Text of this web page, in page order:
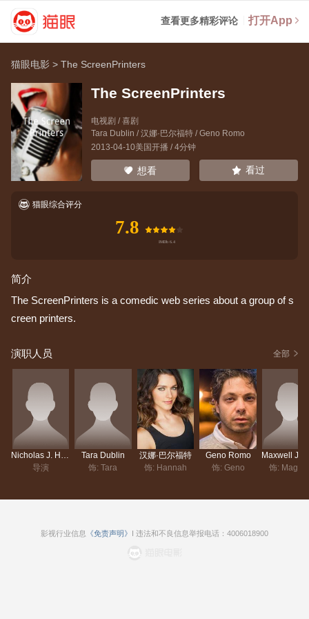
查看更多精彩评论 打开App
猫眼电影 >The ScreenPrinters
The ScreenPrinters
电视剧 / 喜剧
Tara Dublin /汉娜·巴尔福特/Geno Romo
2013-04-10美国开播 / 4分钟
想看 看过
猫眼综合评分
7.8
简介
The ScreenPrinters is a comedic web series about a group of s
creen printers.
演职人员 全部
导演
Tara Dublin
饰: Tara
汉娜·巴尔福特
饰: Hannah
Geno Romo
饰: Geno
饰:
影视行业信息 《免责声明》 I 违法和不良信息举报电话：4006018900